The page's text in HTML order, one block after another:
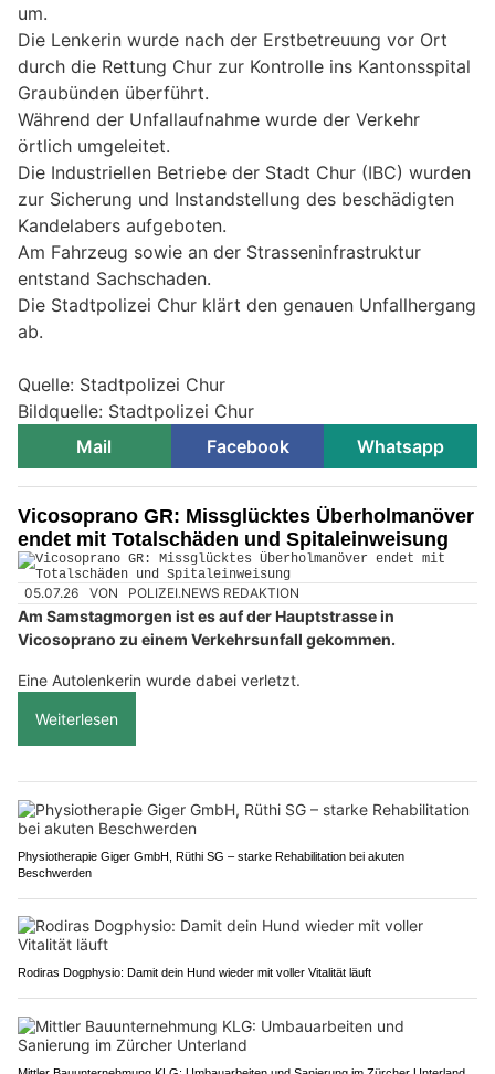
um.
Die Lenkerin wurde nach der Erstbetreuung vor Ort
durch die Rettung Chur zur Kontrolle ins Kantonsspital
Graubünden überführt.
Während der Unfallaufnahme wurde der Verkehr
örtlich umgeleitet.
Die Industriellen Betriebe der Stadt Chur (IBC) wurden
zur Sicherung und Instandstellung des beschädigten
Kandelabers aufgeboten.
Am Fahrzeug sowie an der Strasseninfrastruktur
entstand Sachschaden.
Die Stadtpolizei Chur klärt den genauen Unfallhergang
ab.
Quelle: Stadtpolizei Chur
Bildquelle: Stadtpolizei Chur
Mail
Facebook Whatsapp
Vicosoprano GR: Missglücktes Überholmanöver
endet mit Totalschäden und Spitaleinweisung
05.07.26 VON POLIZEI.NEWS REDAKTION
Am Samstagmorgen ist es auf der Hauptstrasse in
Vicosoprano zu einem Verkehrsunfall gekommen.
Eine Autolenkerin wurde dabei verletzt.
Weiterlesen
Physiotherapie Giger GmbH, Rüthi SG – starke Rehabilitation bei akuten
Beschwerden
Rodiras Dogphysio: Damit dein Hund wieder mit voller Vitalität läuft